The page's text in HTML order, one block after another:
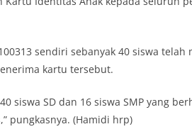
potensi gangguan keamanan dapat
awal sehingga situasi di Kelurahan
HUT Kemerdekaan RI
dengan Masyarakat‎Kegiatan
program Polri Presisi yang
kedekatan personel Kepolisian
Melalui kegiatan semacam ini,
sendiri sebanyak 40 siswa telah
kartu tersebut.
siswa SD dan 16 siswa SMP yang
pungkasnya. (Hamidi hrp)